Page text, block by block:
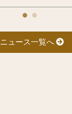
ニュース一覧へ